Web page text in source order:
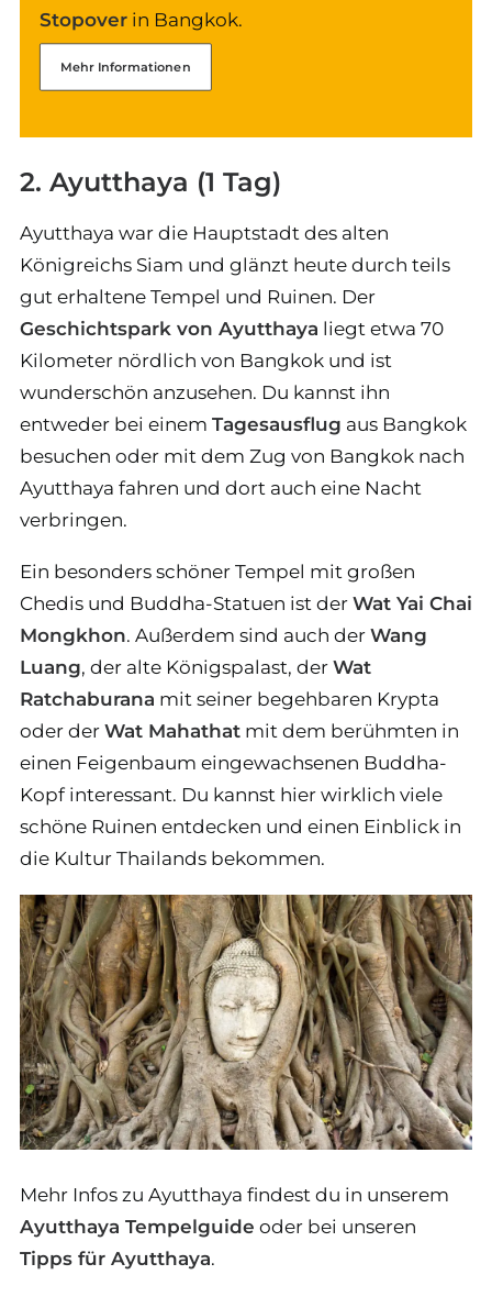
Stopover in Bangkok.
Mehr Informationen
2. Ayutthaya (1 Tag)
Ayutthaya war die Hauptstadt des alten
Königreichs Siam und glänzt heute durch teils
gut erhaltene Tempel und Ruinen. Der
Geschichtspark von Ayutthaya liegt etwa 70
Kilometer nördlich von Bangkok und ist
wunderschön anzusehen. Du kannst ihn
entweder bei einem Tagesausflug aus Bangkok
besuchen oder mit dem Zug von Bangkok nach
Ayutthaya fahren und dort auch eine Nacht
verbringen.
Ein besonders schöner Tempel mit großen
Chedis und Buddha-Statuen ist der Wat Yai Chai
Mongkhon. Außerdem sind auch der Wang
Luang, der alte Königspalast, der Wat
Ratchaburana mit seiner begehbaren Krypta
oder der Wat Mahathat mit dem berühmten in
einen Feigenbaum eingewachsenen Buddha-
Kopf interessant. Du kannst hier wirklich viele
schöne Ruinen entdecken und einen Einblick in
die Kultur Thailands bekommen.
Mehr Infos zu Ayutthaya findest du in unserem
Ayutthaya Tempelguide oder bei unseren
Tipps für Ayutthaya.